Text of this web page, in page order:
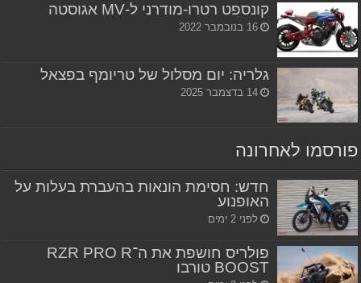
קונספט רטרו-מודרני ל-MV אגוסטה
16 בנובמבר 2022
גלריה: יום מסלול של טריומף בפצאל
14 בדצמבר 2025
פורסמו לאחרונה
חדש: חסימת הונאות בהעברת בעלות על
האופנוע
לפני 2 ימים
פולריס חושפת את ה־RZR PRO R
BOOST טורבו